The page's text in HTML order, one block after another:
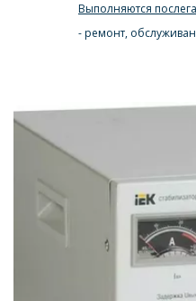
Выполняются
- ремонт,